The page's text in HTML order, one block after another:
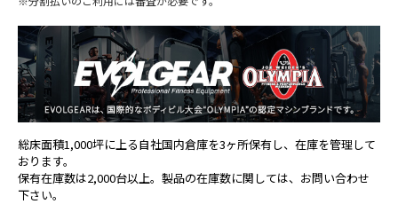
総床面積1,000坪に上る自社国内倉庫を3ヶ所保有し、在庫を管理して
おります。
保有在庫数は2,000台以上。製品の在庫数に関しては、お問い合わせ
下さい。